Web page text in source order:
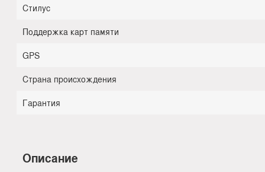
Стилус
Поддержка карт памяти
GPS
Страна происхождения
Гарантия
Описание